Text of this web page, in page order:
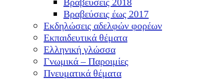
Βραβεύσεις έως 2017
Εκδηλώσεις αδελφών φορέων
Εκπαιδευτικά θέματα
Ελληνική γλώσσα
Γνωμικά – Παροιμίες
Πνευματικά θέματα